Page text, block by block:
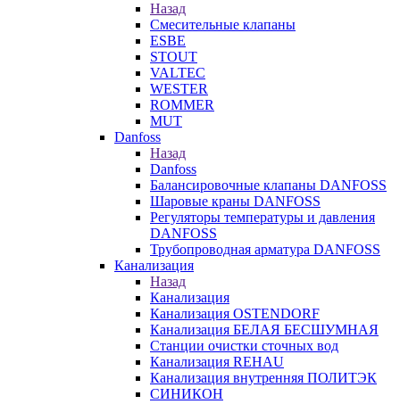
Назад
Смесительные клапаны
ESBE
STOUT
VALTEC
WESTER
ROMMER
MUT
Danfoss
Назад
Danfoss
Балансировочные клапаны DANFOSS
Шаровые краны DANFOSS
Регуляторы температуры и давления
DANFOSS
Трубопроводная арматура DANFOSS
Канализация
Назад
Канализация
Канализация OSTENDORF
Канализация БЕЛАЯ БЕСШУМНАЯ
Станции очистки сточных вод
Канализация REHAU
Канализация внутренняя ПОЛИТЭК
СИНИКОН